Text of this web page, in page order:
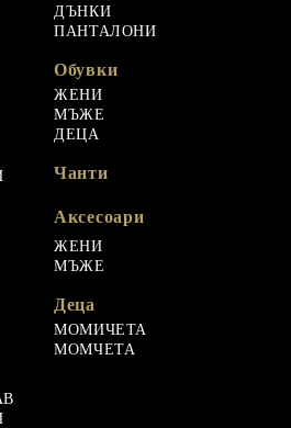
ДЪНКИ
ПАНТАЛОНИ
Обувки
ЖЕНИ
МЪЖЕ
ДЕЦА
Чанти
Аксесоари
ЖЕНИ
МЪЖЕ
Деца
МОМИЧЕТА
МОМЧЕТА